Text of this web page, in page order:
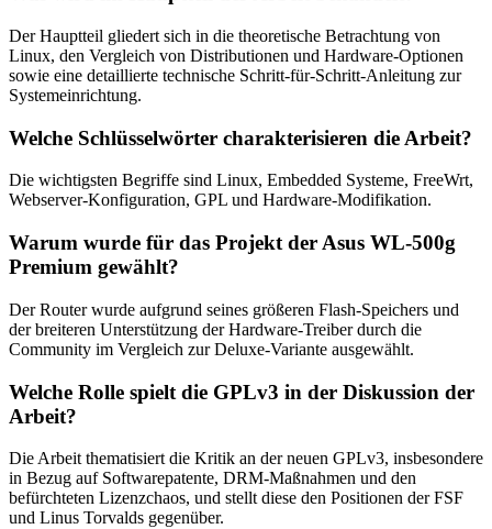
Der Hauptteil gliedert sich in die theoretische Betrachtung von
Linux, den Vergleich von Distributionen und Hardware-Optionen
sowie eine detaillierte technische Schritt-für-Schritt-Anleitung zur
Systemeinrichtung.
Welche Schlüsselwörter charakterisieren die Arbeit?
Die wichtigsten Begriffe sind Linux, Embedded Systeme, FreeWrt,
Webserver-Konfiguration, GPL und Hardware-Modifikation.
Warum wurde für das Projekt der Asus WL-500g
Premium gewählt?
Der Router wurde aufgrund seines größeren Flash-Speichers und
der breiteren Unterstützung der Hardware-Treiber durch die
Community im Vergleich zur Deluxe-Variante ausgewählt.
Welche Rolle spielt die GPLv3 in der Diskussion der
Arbeit?
Die Arbeit thematisiert die Kritik an der neuen GPLv3, insbesondere
in Bezug auf Softwarepatente, DRM-Maßnahmen und den
befürchteten Lizenzchaos, und stellt diese den Positionen der FSF
und Linus Torvalds gegenüber.